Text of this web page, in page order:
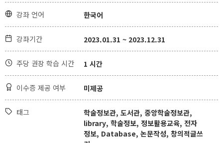
 강좌 언어 한국어
 강좌기간 2023.01.31 ~ 2023.12.31
 주당 권장 학습 시간 1 시간
 이수증 제공 여부 미제공
 태그
학술정보관, 도서관, 중앙학술정보관,
library, 학술정보, 정보활용교육, 전자
정보, Database, 논문작성, 창의적글쓰